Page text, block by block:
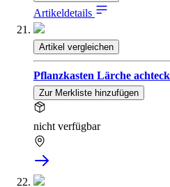
Artikeldetails
Artikel vergleichen
Pflanzkasten Lärche
Zur Merkliste hinzufügen
nicht verfügbar